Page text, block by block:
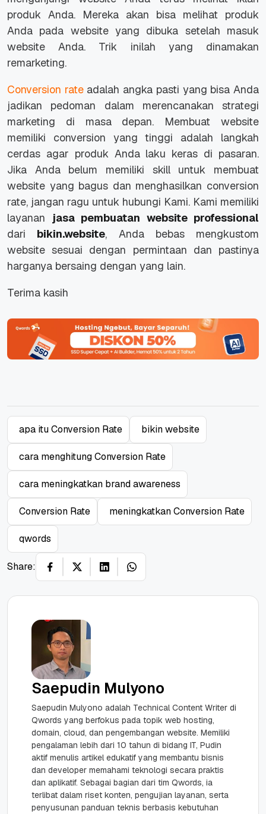
produk Anda. Mereka akan bisa melihat produk
Anda pada website yang dibuka setelah masuk
website Anda. Trik inilah yang dinamakan
remarketing.
Conversion rate adalah angka pasti yang bisa Anda
jadikan pedoman dalam merencanakan strategi
marketing di masa depan. Membuat website
memiliki conversion yang tinggi adalah langkah
cerdas agar produk Anda laku keras di pasaran.
Jika Anda belum memiliki skill untuk membuat
website yang bagus dan menghasilkan conversion
rate, jangan ragu untuk hubungi Kami. Kami memiliki
layanan
jasa pembuatan website professional
dari bikin.website, Anda bebas mengkustom
website sesuai dengan permintaan dan pastinya
harganya bersaing dengan yang lain.
Terima kasih
apa itu Conversion Rate bikin website
cara menghitung Conversion Rate
cara meningkatkan brand awareness
Conversion Rate meningkatkan Conversion Rate
qwords
Share:
Saepudin Mulyono
Saepudin Mulyono adalah Technical Content Writer di
Qwords yang berfokus pada topik web hosting,
domain, cloud, dan pengembangan website. Memiliki
pengalaman lebih dari 10 tahun di bidang IT, Pudin
aktif menulis artikel edukatif yang membantu bisnis
dan developer memahami teknologi secara praktis
dan aplikatif. Sebagai bagian dari tim Qwords, ia
terlibat dalam riset konten, pengujian layanan, serta
penyusunan panduan teknis berbasis kebutuhan